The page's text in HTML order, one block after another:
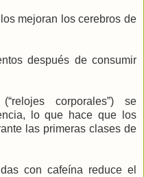
mejoran los cerebros de
después de consumir
corporales”) se
lo que hace que los
las primeras clases de
con cafeína reduce el